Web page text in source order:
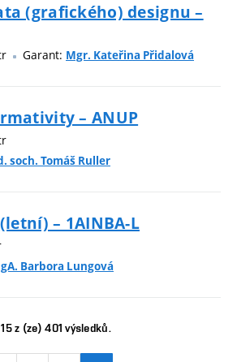
(grafického) designu –
Garant: Mgr. Kateřina Přidalová
– ANUP
soch. Tomáš Ruller
– 1AINBA-L
Barbora Lungová
z (ze) 401 výsledků.